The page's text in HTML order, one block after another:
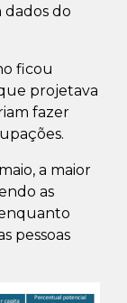
dados do
ficou
projetava
fazer
a maior
as
pessoas